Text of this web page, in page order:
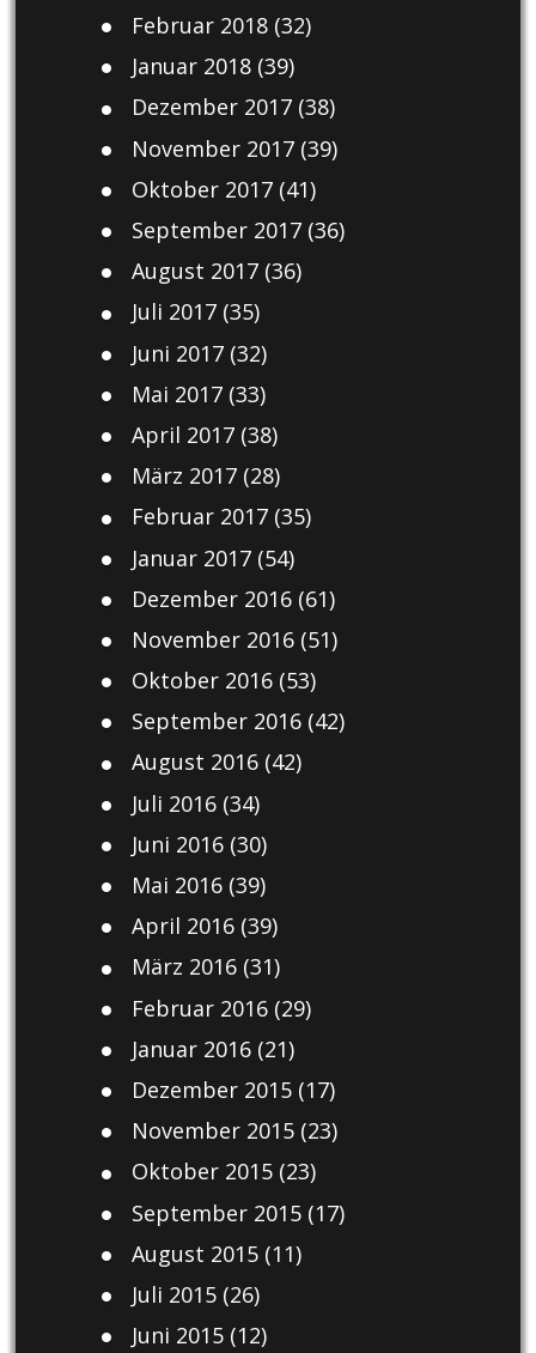
Februar 2018(32)
Januar 2018(39)
Dezember 2017(38)
November 2017(39)
Oktober 2017(41)
September 2017(36)
August 2017(36)
Juli 2017(35)
Juni 2017(32)
Mai 2017(33)
April 2017(38)
März 2017(28)
Februar 2017(35)
Januar 2017(54)
Dezember 2016(61)
November 2016(51)
Oktober 2016(53)
September 2016(42)
August 2016(42)
Juli 2016(34)
Juni 2016(30)
Mai 2016(39)
April 2016(39)
März 2016(31)
Februar 2016(29)
Januar 2016(21)
Dezember 2015(17)
November 2015(23)
Oktober 2015(23)
September 2015(17)
August 2015(11)
Juli 2015(26)
Juni 2015(12)